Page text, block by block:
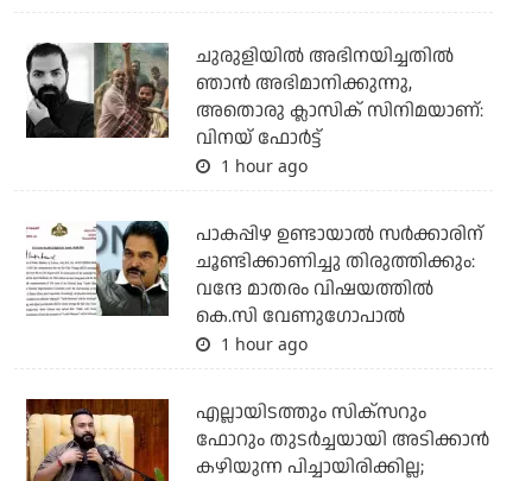
ചുരുളിയിൽ അഭിനയിച്ചതിൽ
ഞാൻ അഭിമാനിക്കുന്നു,
അതൊരു ക്ലാസിക് സിനിമയാണ്:
വിനയ് ഫോർട്ട്
1 hour ago
പാകപ്പിഴ ഉണ്ടായാല്‍ സര്‍ക്കാരിന്
ചൂണ്ടിക്കാണിച്ചു തിരുത്തിക്കും:
വന്ദേ മാതരം വിഷയത്തില്‍
കെ.സി വേണുഗോപാല്‍
1 hour ago
എല്ലായിടത്തും സിക്‌സറും
ഫോറും തുടര്‍ച്ചയായി അടിക്കാന്‍
കഴിയുന്ന പിച്ചായിരിക്കില്ല;